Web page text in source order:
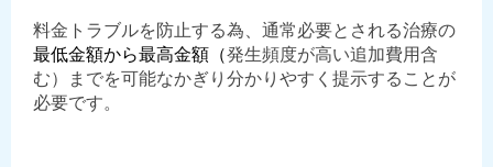
料金トラブルを防止する為、通常必要とされる治療の
最低金額から最高金額（発生頻度が高い追加費用含
む）までを可能なかぎり分かりやすく提示することが
必要です。